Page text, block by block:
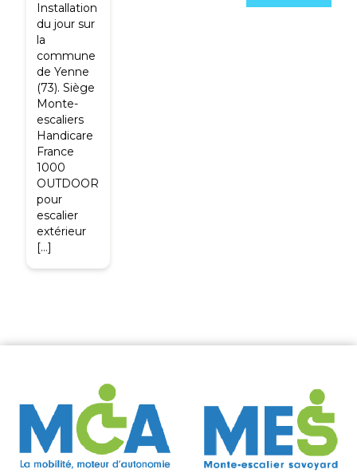
Installation
du jour sur
la
commune
de Yenne
(73). Siège
Monte-
escaliers
Handicare
France
1000
OUTDOOR
pour
escalier
extérieur
[…]